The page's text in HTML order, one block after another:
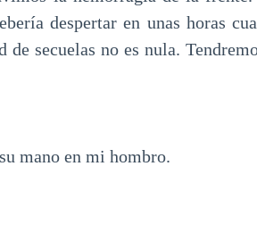
despertar en unas horas
secuelas no es nula.
mano en mi hombro.